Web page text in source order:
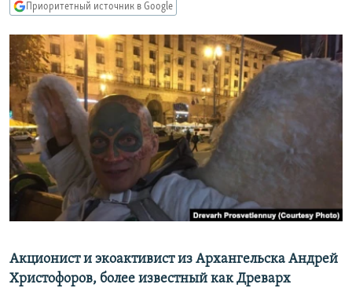
поиску
СЕВЕР.РЕАЛИИ
СИБИРЬ.РЕАЛИИ
РАСПИСАНИЕ ВЕЩАНИЯ
ПОДПИШИТЕСЬ НА РАССЫЛКУ
СОЦИАЛЬНЫЕ СЕТИ
Приоритетный источник в Google
Акционист и экоактивист из Архангельска Андрей
Христофоров, более известный как Древарх